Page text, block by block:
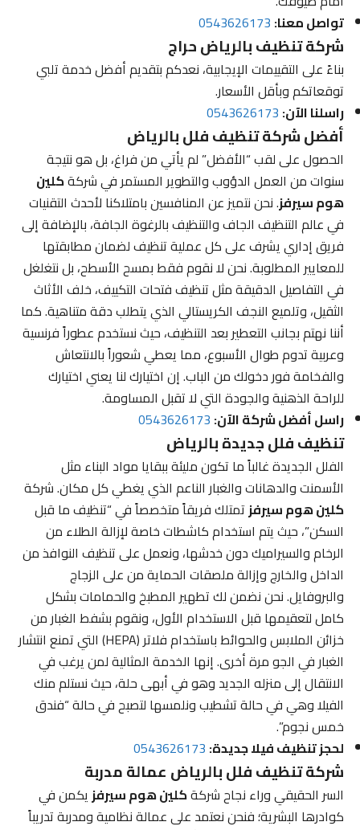
تواصل معنا:0543626173
شركة تنظيف بالرياض حراج
بناءً على التقييمات الإيجابية، نعدكم بتقديم أفضل خدمة تلبي
توقعاتكم وبأقل الأسعار.
راسلنا الآن:0543626173
أفضل شركة تنظيف فلل بالرياض
الحصول على لقب “الأفضل” لم يأتي من فراغ، بل هو نتيجة
سنوات من العمل الدؤوب والتطوير المستمر في شركةكلين
هوم سيرفز. نحن نتميز عن المنافسين بامتلاكنا لأحدث التقنيات
في عالم التنظيف الجاف والتنظيف بالرغوة الجافة، بالإضافة إلى
فريق إداري يشرف على كل عملية تنظيف لضمان مطابقتها
للمعايير المطلوبة. نحن لا نقوم فقط بمسح الأسطح، بل نتغلغل
في التفاصيل الدقيقة مثل تنظيف فتحات التكييف، خلف الأثاث
الثقيل، وتلميع النجف الكريستالي الذي يتطلب دقة متناهية. كما
أننا نهتم بجانب التعطير بعد التنظيف، حيث نستخدم عطوراً فرنسية
وعربية تدوم طوال الأسبوع، مما يعطي شعوراً بالانتعاش
والفخامة فور دخولك من الباب. إن اختيارك لنا يعني اختيارك
للراحة الذهنية والجودة التي لا تقبل المساومة.
راسل أفضل شركة الآن:0543626173
تنظيف فلل جديدة بالرياض
الفلل الجديدة غالباً ما تكون مليئة ببقايا مواد البناء مثل
الأسمنت والدهانات والغبار الناعم الذي يغطي كل مكان. شركة
كلين هوم سيرفزتمتلك فريقاً متخصصاً في “تنظيف ما قبل
السكن”، حيث يتم استخدام كاشطات خاصة لإزالة الطلاء من
الرخام والسيراميك دون خدشها، ونعمل على تنظيف النوافذ من
الداخل والخارج وإزالة ملصقات الحماية من على الزجاج
والبروفايل. نحن نضمن لك تطهير المطبخ والحمامات بشكل
كامل لتعقيمها قبل الاستخدام الأول، ونقوم بشفط الغبار من
خزائن الملابس والحوائط باستخدام فلاتر (HEPA) التي تمنع انتشار
الغبار في الجو مرة أخرى. إنها الخدمة المثالية لمن يرغب في
الانتقال إلى منزله الجديد وهو في أبهى حلة، حيث نستلم منك
الفيلا وهي في حالة تشطيب ونلمسها لتصبح في حالة “فندق
خمس نجوم”.
لحجز تنظيف فيلا جديدة:0543626173
شركة تنظيف فلل بالرياض عمالة مدربة
السر الحقيقي وراء نجاح شركةكلين هوم سيرفزيكمن في
كوادرها البشرية؛ فنحن نعتمد على عمالة نظامية ومدربة تدريباً